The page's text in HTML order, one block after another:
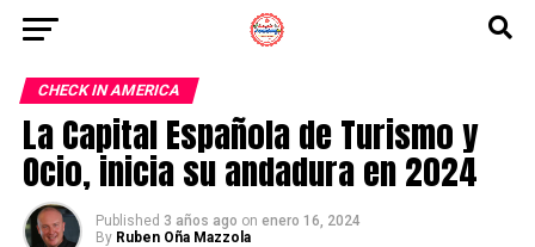
CHECK IN AMERICA
La Capital Española de Turismo y
Ocio, inicia su andadura en 2024
Published 3 años ago on enero 16, 2024
By Ruben Oña Mazzola